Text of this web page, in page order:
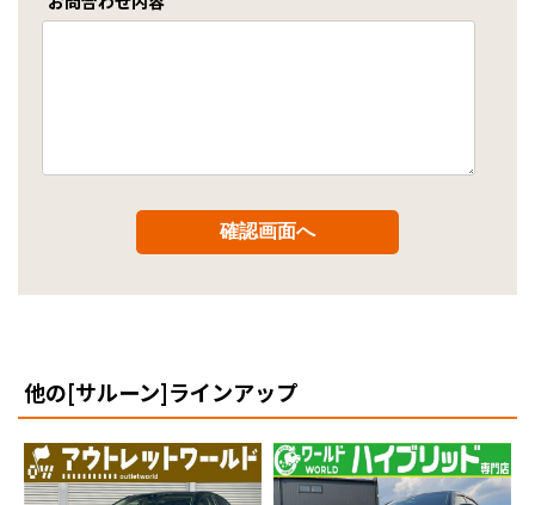
他の[サルーン]ラインアップ